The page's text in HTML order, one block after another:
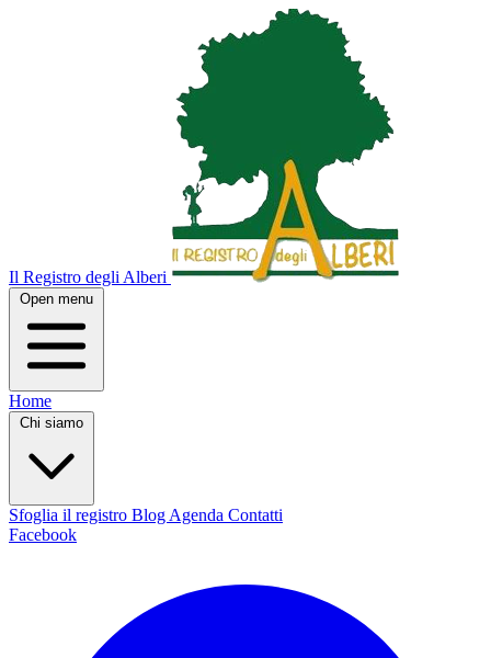
Il Registro degli Alberi
Open menu
Home
Chi siamo
Sfoglia il registro Blog Agenda Contatti
Facebook